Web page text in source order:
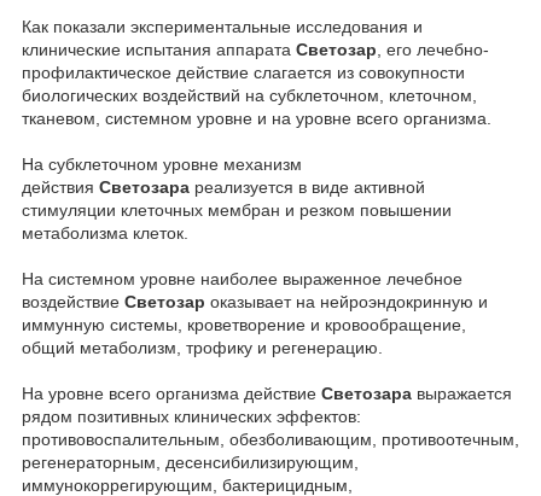
Как показали экспериментальные исследования и
клинические испытания аппарата Светозар , его лечебно-
профилактическое действие слагается из совокупности
биологических воздействий на субклеточном, клеточном,
тканевом, системном уровне и на уровне всего организма.
На субклеточном уровне механизм
действия Светозара реализуется в виде активной
стимуляции клеточных мембран и резком повышении
метаболизма клеток.
На системном уровне наиболее выраженное лечебное
воздействие Светозар оказывает на нейроэндокринную и
иммунную системы, кроветворение и кровообращение,
общий метаболизм, трофику и регенерацию.
На уровне всего организма действие Светозара выражается
рядом позитивных клинических эффектов:
противовоспалительным, обезболивающим, противоотечным,
регенераторным, десенсибилизирующим,
иммунокоррегирующим, бактерицидным,